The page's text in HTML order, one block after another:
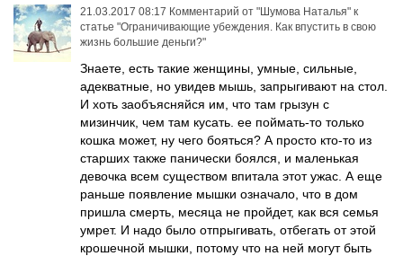
21.03.2017 08:17 Комментарий от "Шумова Наталья" к
статье "Ограничивающие убеждения. Как впустить в свою
жизнь большие деньги?"
Знаете, есть такие женщины, умные, сильные,
адекватные, но увидев мышь, запрыгивают на стол.
И хоть заобъясняйся им, что там грызун с
мизинчик, чем там кусать. ее поймать-то только
кошка может, ну чего бояться? А просто кто-то из
старших также панически боялся, и маленькая
девочка всем существом впитала этот ужас. А еще
раньше появление мышки означало, что в дом
пришла смерть, месяца не пройдет, как вся семья
умрет. И надо было отпрыгивать, отбегать от этой
крошечной мышки, потому что на ней могут быть